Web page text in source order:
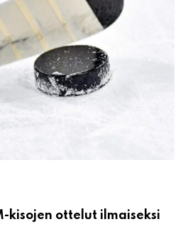
kisojen ottelut ilmaiseksi